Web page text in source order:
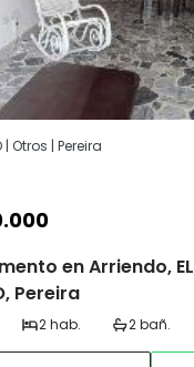
| Otros | Pereira
en Arriendo, EL
Pereira